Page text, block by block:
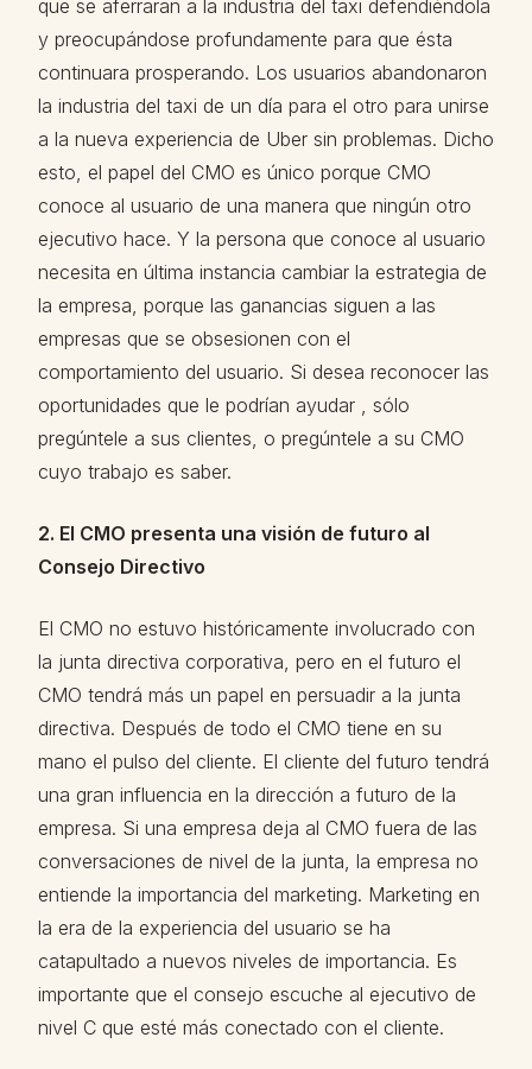
que se aferraran a la industria del taxi defendiéndola
y preocupándose profundamente para que ésta
continuara prosperando. Los usuarios abandonaron
la industria del taxi de un día para el otro para unirse
a la nueva experiencia de Uber sin problemas. Dicho
esto, el papel del CMO es único porque CMO
conoce al usuario de una manera que ningún otro
ejecutivo hace. Y la persona que conoce al usuario
necesita en última instancia cambiar la estrategia de
la empresa, porque las ganancias siguen a las
empresas que se obsesionen con el
comportamiento del usuario. Si desea reconocer las
oportunidades que le podrían ayudar , sólo
pregúntele a sus clientes, o pregúntele a su CMO
cuyo trabajo es saber.
2. El CMO presenta una visión de futuro al
Consejo Directivo
El CMO no estuvo históricamente involucrado con
la junta directiva corporativa, pero en el futuro el
CMO tendrá más un papel en persuadir a la junta
directiva. Después de todo el CMO tiene en su
mano el pulso del cliente. El cliente del futuro tendrá
una gran influencia en la dirección a futuro de la
empresa. Si una empresa deja al CMO fuera de las
conversaciones de nivel de la junta, la empresa no
entiende la importancia del marketing. Marketing en
la era de la experiencia del usuario se ha
catapultado a nuevos niveles de importancia. Es
importante que el consejo escuche al ejecutivo de
nivel C que esté más conectado con el cliente.